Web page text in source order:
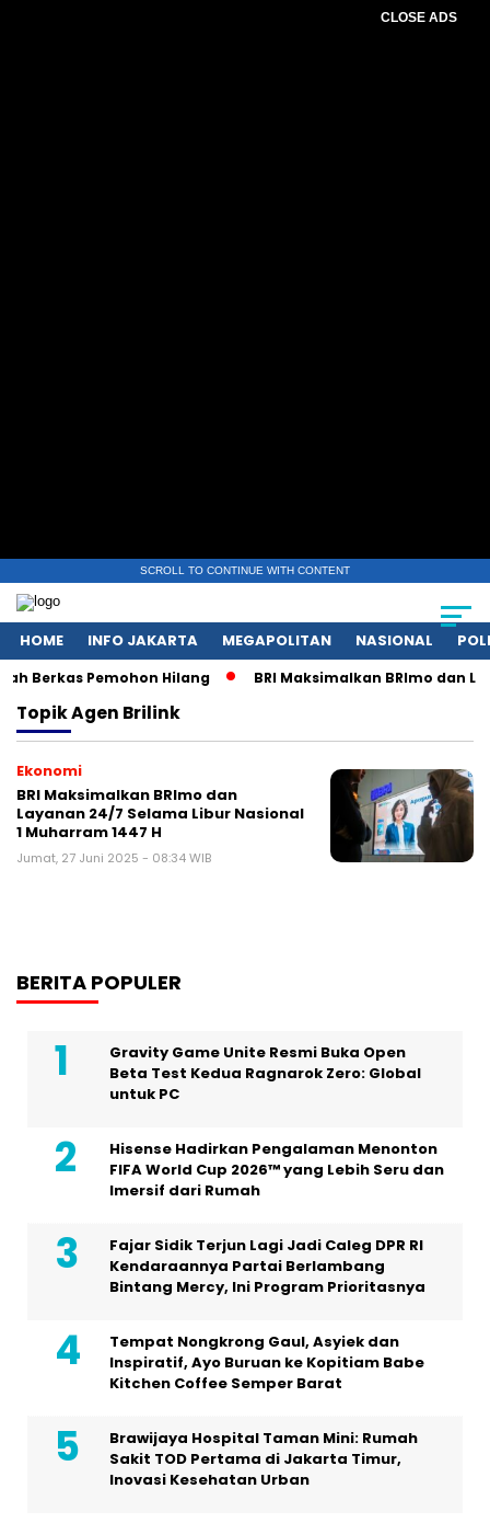
CLOSE ADS
SCROLL TO CONTINUE WITH CONTENT
HOME INFO JAKARTA MEGAPOLITAN NASIONAL
Berkas Pemohon Hilang BRI Maksimalkan BRImo dan
TopikAgen Brilink
Ekonomi
BRI Maksimalkan BRImo dan
Layanan 24/7 Selama Libur Nasional
1 Muharram 1447 H
Jumat, 27 Juni 2025 - 08:34 WIB
BERITA POPULER
Gravity Game Unite Resmi Buka Open
Beta Test Kedua Ragnarok Zero: Global
untuk PC
Hisense Hadirkan Pengalaman Menonton
FIFA World Cup 2026™ yang Lebih Seru dan
Imersif dari Rumah
Fajar Sidik Terjun Lagi Jadi Caleg DPR RI
Kendaraannya Partai Berlambang
Bintang Mercy, Ini Program Prioritasnya
Tempat Nongkrong Gaul, Asyiek dan
Inspiratif, Ayo Buruan ke Kopitiam Babe
Kitchen Coffee Semper Barat
Brawijaya Hospital Taman Mini: Rumah
Sakit TOD Pertama di Jakarta Timur,
Inovasi Kesehatan Urban